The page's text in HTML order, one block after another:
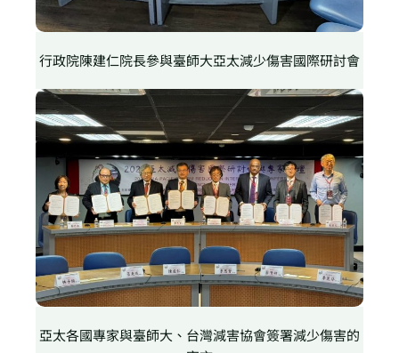
行政院陳建仁院長參與臺師大亞太減少傷害國際研討會
亞太各國專家與臺師大、台灣減害協會簽署減少傷害的